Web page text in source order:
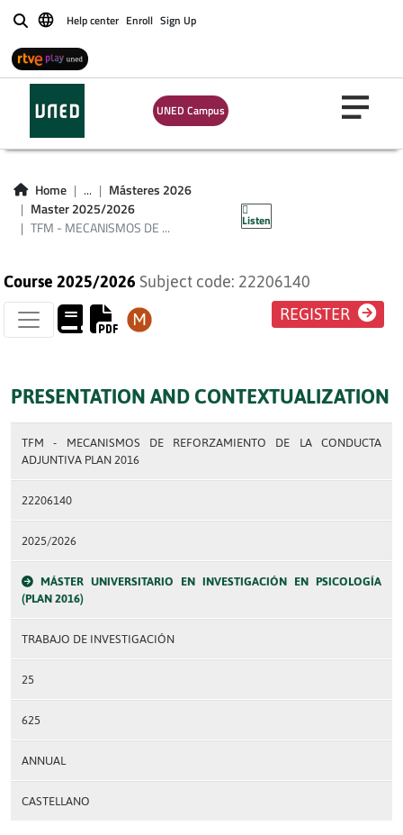
BuscarHelp center Enroll Sign Up
UNED Campus
Home ...
Másteres 2026
Master 2025/2026
TFM - MECANISMOS DE ...
Listen
DE
REFORZAMIENTO
DE LA CONDUCTA
ADJUNTIVA PLAN
2016
Course 2025/2026 Subject code: 22206140
REGISTER
PRESENTATION AND CONTEXTUALIZATION
TFM - MECANISMOS DE REFORZAMIENTO DE LA CONDUCTA
ADJUNTIVA PLAN 2016
22206140
2025/2026
MÁSTER UNIVERSITARIO EN INVESTIGACIÓN EN PSICOLOGÍA
(PLAN 2016)
TRABAJO DE INVESTIGACIÓN
25
625
ANNUAL
CASTELLANO